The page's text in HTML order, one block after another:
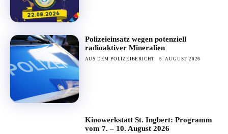
Polizeieinsatz wegen potenziell
radioaktiver Mineralien
AUS DEM POLIZEIBERICHT 5. AUGUST 2026
Kinowerkstatt St. Ingbert: Programm
vom 7. – 10. August 2026